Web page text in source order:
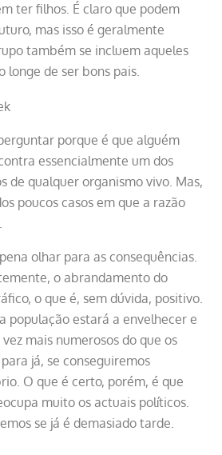
ter filhos. É claro que podem
mas isso é geralmente
também se incluem aqueles
longe de ser bons pais.
porque é que alguém
essencialmente um dos
de qualquer organismo vivo. Mas,
poucos casos em que a razão
olhar para as consequências.
o abrandamento do
o que é, sem dúvida, positivo.
população estará a envelhecer e
mais numerosos do que os
já, se conseguiremos
O que é certo, porém, é que
muito os actuais políticos.
se já é demasiado tarde.